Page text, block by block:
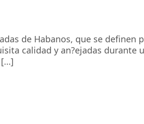
de Habanos, que se definen
calidad y an?ejadas durante
[…]